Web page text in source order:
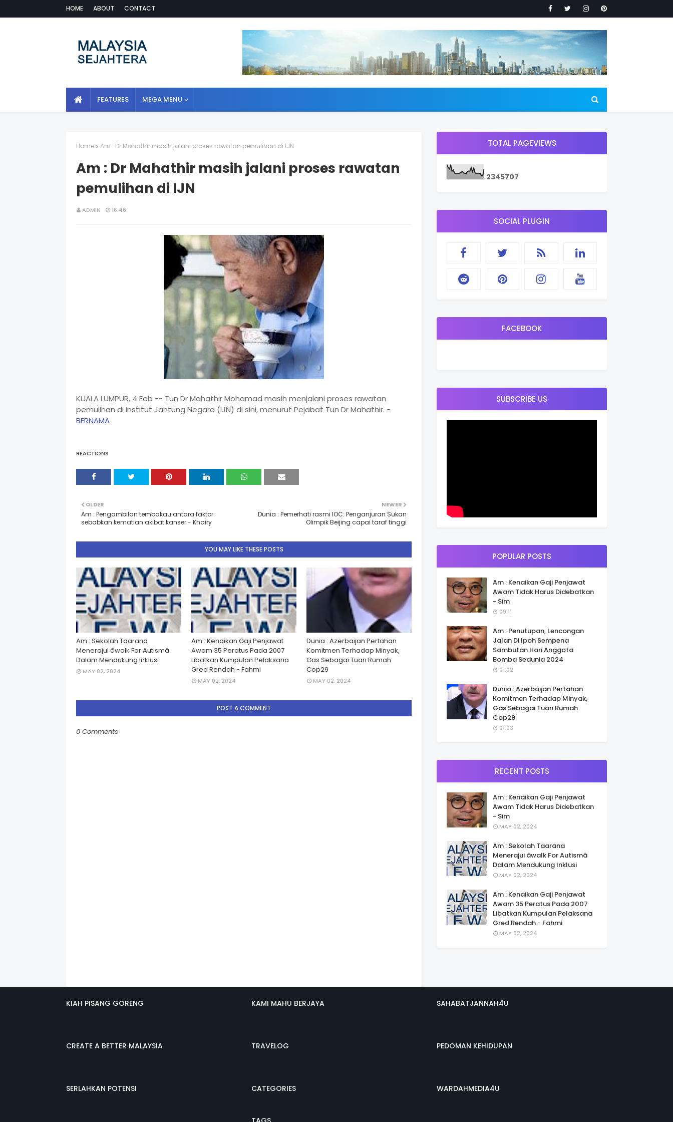
HOME ABOUT CONTACT
FEATURES MEGA MENU
Home Am : Dr Mahathir masih jalani proses rawatan pemulihan di IJN
Am : Dr Mahathir masih jalani proses rawatan
pemulihan di IJN
ADMIN 16:46
KUALA LUMPUR, 4 Feb -- Tun Dr Mahathir Mohamad masih menjalani proses rawatan
pemulihan di Institut Jantung Negara (IJN) di sini, menurut Pejabat Tun Dr Mahathir. -
BERNAMA
REACTIONS
NEWER
Dunia : Pemerhati rasmi IOC: Penganjuran Sukan
Olimpik Beijing capai taraf tinggi
OLDER
Am : Pengambilan tembakau antara faktor
sebabkan kematian akibat kanser - Khairy
YOU MAY LIKE THESE POSTS
Am : Sekolah Taarana
Menerajui âwalk For Autismâ
Dalam Mendukung Inklusi
MAY 02, 2024
Am : Kenaikan Gaji Penjawat
Awam 35 Peratus Pada 2007
Libatkan Kumpulan Pelaksana
Gred Rendah - Fahmi
MAY 02, 2024
Dunia : Azerbaijan Pertahan
Komitmen Terhadap Minyak,
Gas Sebagai Tuan Rumah
Cop29
MAY 02, 2024
POST A COMMENT
0 Comments
TOTAL PAGEVIEWS
2345707
SOCIAL PLUGIN
FACEBOOK
SUBSCRIBE US
POPULAR POSTS
Am : Kenaikan Gaji Penjawat
Awam Tidak Harus Didebatkan
- Sim
09:11
Am : Penutupan, Lencongan
Jalan Di Ipoh Sempena
Sambutan Hari Anggota
Bomba Sedunia 2024
01:02
Dunia : Azerbaijan Pertahan
Komitmen Terhadap Minyak,
Gas Sebagai Tuan Rumah
Cop29
01:03
RECENT POSTS
Am : Kenaikan Gaji Penjawat
Awam Tidak Harus Didebatkan
- Sim
MAY 02, 2024
Am : Sekolah Taarana
Menerajui âwalk For Autismâ
Dalam Mendukung Inklusi
MAY 02, 2024
Am : Kenaikan Gaji Penjawat
Awam 35 Peratus Pada 2007
Libatkan Kumpulan Pelaksana
Gred Rendah - Fahmi
MAY 02, 2024
KIAH PISANG GORENG
CREATE A BETTER MALAYSIA
SERLAHKAN POTENSI
KAMI MAHU BERJAYA
TRAVELOG
CATEGORIES
SAHABATJANNAH4U
PEDOMAN KEHIDUPAN
WARDAHMEDIA4U